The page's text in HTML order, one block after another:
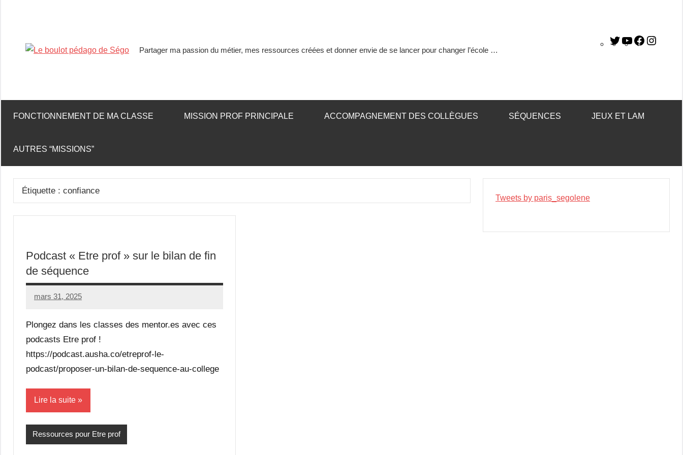
pédago
Ségo
Partager ma passion du métier, mes ressources créées et donner envie de se lancer pour changer l’école …
FONCTIONNEMENT DE MA CLASSE MISSION PROF PRINCIPALE ACCOMPAGNEMENT DES COLLÈGUES SÉQUENCES JEUX ET LAM
AUTRES “MISSIONS”
Étiquette : confiance
Podcast « Etre prof » sur le bilan de fin
de séquence
mars 31, 2025
Seg0_La_Vraie
Aucun
Plongez dans les classes des mentor.es avec ces
podcasts Etre prof !
https://podcast.ausha.co/etreprof-le-
podcast/proposer-un-bilan-de-sequence-au-college
Lire la suite
Ressources pour Etre prof
Tweets by paris_segolene